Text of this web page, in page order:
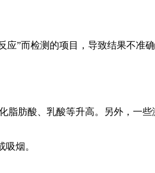
”而检测的项目，导致结果不准确
肪酸、乳酸等升高。另外，一些
烟。